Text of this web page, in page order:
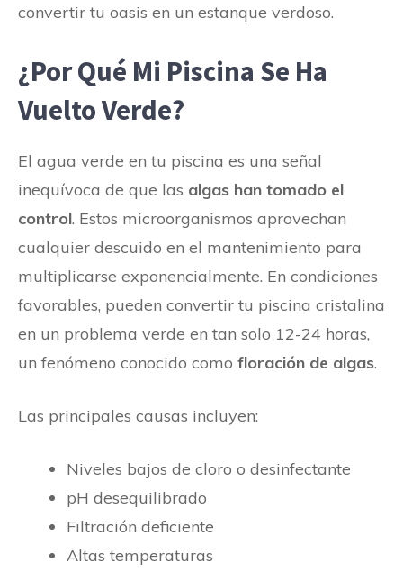
convertir tu oasis en un estanque verdoso.
¿Por Qué Mi Piscina Se Ha
Vuelto Verde?
El agua verde en tu piscina es una señal
inequívoca de que las algas han tomado el
control. Estos microorganismos aprovechan
cualquier descuido en el mantenimiento para
multiplicarse exponencialmente. En condiciones
favorables, pueden convertir tu piscina cristalina
en un problema verde en tan solo 12-24 horas,
un fenómeno conocido como floración de algas.
Las principales causas incluyen:
Niveles bajos de cloro o desinfectante
pH desequilibrado
Filtración deficiente
Altas temperaturas